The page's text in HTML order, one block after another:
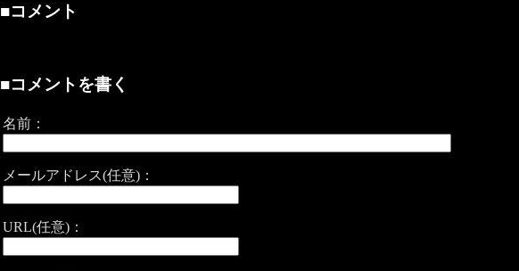
■コメント
■コメントを書く
名前：
メールアドレス(任意)：
URL(任意)：